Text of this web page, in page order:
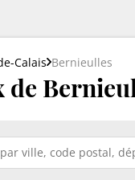
Calais Bernieulles